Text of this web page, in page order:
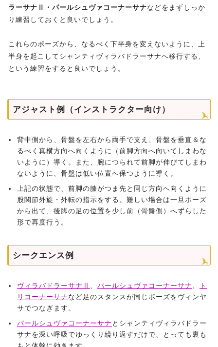
ラーサナⅡ・パールシュヴァコーナーサナなどをまずしっか
り練習しておくと良いでしょう。
これらのポーズから、なるべく下半身を変えないように、上
半身を起こしてシャンティヴィラバドラーサナへ移行する、
という練習をすると良いでしょう。
アジャスト例（インストラクター向け）
背中側から、骨盤を左右から両手で支え、骨盤を垂直＆な
るべく真横方向へ向くように（前脚方向へ向いてしまわな
いように）導く。また、腕につられて前脚が伸びてしまわ
ないように、骨盤は低い位置へ保つように導く。
上記の状態で、前脚の膝がつま先と同じ方向へ向くように
股関節外旋・外転の指示をする。難しい場合は一旦ポーズ
から出て、後脚の足の位置を少し前（骨盤側）へずらした
形で再度行う。
シークエンス例
ヴィラバドラーサナⅡ パールシュヴァコーナーサナ
ト
リコーナーサナなど足のスタンスが同じポーズをヴィンヤ
サでつなぎます。
パールシュヴァコーナーサナ とシャンティヴィラバドラー
サナを深い呼吸でゆっくり繰り返すだけで、とっても裏も